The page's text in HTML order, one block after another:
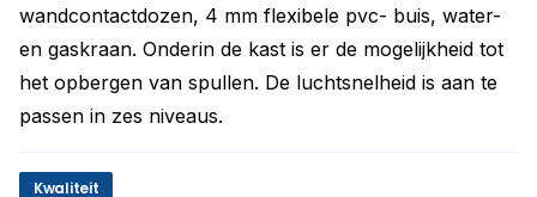
wandcontactdozen, 4 mm flexibele pvc- buis, water-
en gaskraan. Onderin de kast is er de mogelijkheid tot
het opbergen van spullen. De luchtsnelheid is aan te
passen in zes niveaus.
Kwaliteit